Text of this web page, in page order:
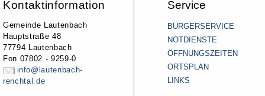
Kontaktinformation
Gemeinde Lautenbach
Hauptstraße 48
77794 Lautenbach
Fon 07802 - 9259-0
info@lautenbach-
renchtal.de
Service
BÜRGERSERVICE
NOTDIENSTE
ÖFFNUNGSZEITEN
ORTSPLAN
LINKS